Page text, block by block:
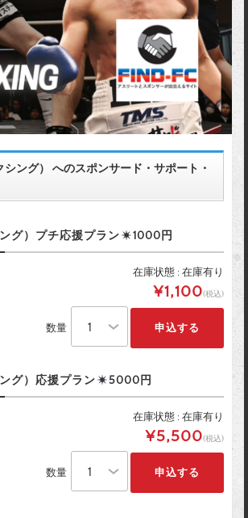
シング） へのスポンサード・サポート・
グ）プチ応援プラン 1000円
在庫状態 : 在庫有り
¥1,100(税込)
数量
グ）応援プラン 5000円
在庫状態 : 在庫有り
¥5,500(税込)
数量